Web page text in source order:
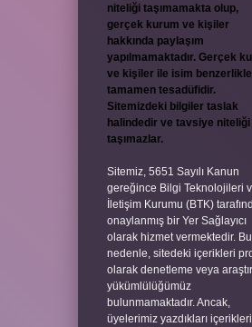
niteliği taşımamakta olup,
gerçek kurum ve kişiler
hakkında paylaşım
yapılmamaktadır. Gerçek
ve kişiler ile isim
tamamen tesadüfidir.
Sitemizdeki bilgiler taslak
halindedir ve tavsiye niteliği
taşımazlar.
Sitemiz, 5651 Sayılı Kanun
gereğince Bilgi Teknolojileri
İletişim Kurumu (BTK)
onaylanmış bir Yer Sağlayıcı
olarak hizmet vermektedir. Bu
nedenle, sitedeki içerikleri
olarak denetleme veya
yükümlülüğümüz
bulunmamaktadır. Ancak,
üyelerimiz yazdıkları